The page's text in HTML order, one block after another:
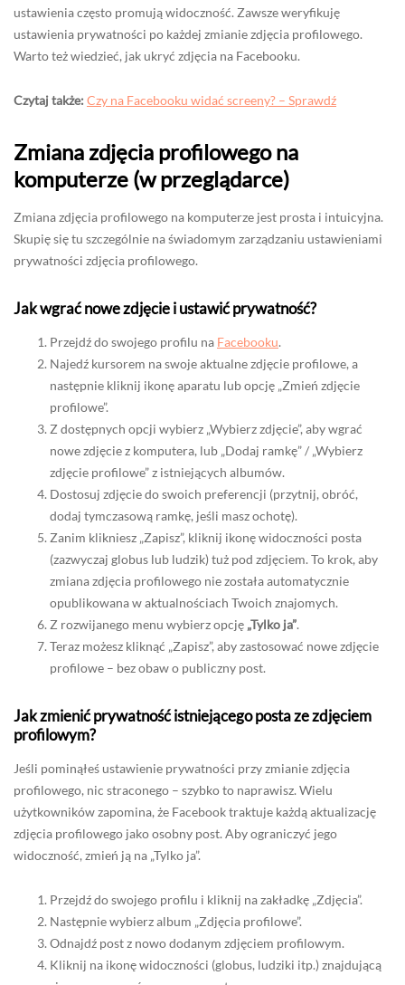
ustawienia często promują widoczność. Zawsze weryfikuję
ustawienia prywatności po każdej zmianie zdjęcia profilowego.
Warto też wiedzieć, jak ukryć zdjęcia na Facebooku.
Czytaj także: Czy na Facebooku widać screeny? – Sprawdź
Zmiana zdjęcia profilowego na
komputerze (w przeglądarce)
Zmiana zdjęcia profilowego na komputerze jest prosta i intuicyjna.
Skupię się tu szczególnie na świadomym zarządzaniu ustawieniami
prywatności zdjęcia profilowego.
Jak wgrać nowe zdjęcie i ustawić prywatność?
Przejdź do swojego profilu na Facebooku.
Najedź kursorem na swoje aktualne zdjęcie profilowe, a
następnie kliknij ikonę aparatu lub opcję „Zmień zdjęcie
profilowe”.
Z dostępnych opcji wybierz „Wybierz zdjęcie”, aby wgrać
nowe zdjęcie z komputera, lub „Dodaj ramkę” / „Wybierz
zdjęcie profilowe” z istniejących albumów.
Dostosuj zdjęcie do swoich preferencji (przytnij, obróć,
dodaj tymczasową ramkę, jeśli masz ochotę).
Zanim klikniesz „Zapisz”, kliknij ikonę widoczności posta
(zazwyczaj globus lub ludzik) tuż pod zdjęciem. To krok, aby
zmiana zdjęcia profilowego nie została automatycznie
opublikowana w aktualnościach Twoich znajomych.
Z rozwijanego menu wybierz opcję „Tylko ja”.
Teraz możesz kliknąć „Zapisz”, aby zastosować nowe zdjęcie
profilowe – bez obaw o publiczny post.
Jak zmienić prywatność istniejącego posta ze zdjęciem
profilowym?
Jeśli pominąłeś ustawienie prywatności przy zmianie zdjęcia
profilowego, nic straconego – szybko to naprawisz. Wielu
użytkowników zapomina, że Facebook traktuje każdą aktualizację
zdjęcia profilowego jako osobny post. Aby ograniczyć jego
widoczność, zmień ją na „Tylko ja”.
Przejdź do swojego profilu i kliknij na zakładkę „Zdjęcia”.
Następnie wybierz album „Zdjęcia profilowe”.
Odnajdź post z nowo dodanym zdjęciem profilowym.
Kliknij na ikonę widoczności (globus, ludziki itp.) znajdującą